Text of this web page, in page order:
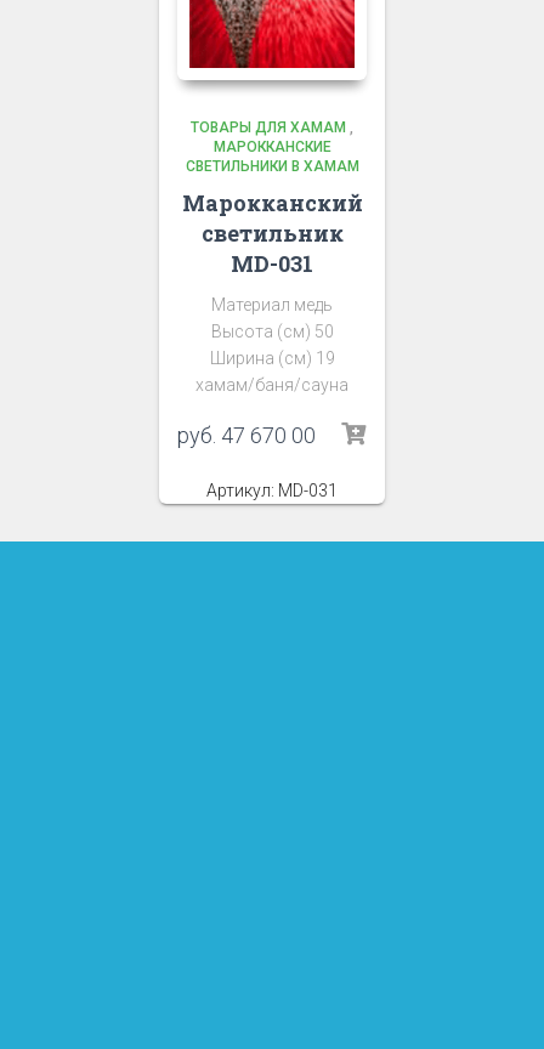
ТОВАРЫ ДЛЯ ХАМАМ ,
МАРОККАНСКИЕ
СВЕТИЛЬНИКИ В ХАМАМ
Марокканский
светильник
MD-031
Материал медь
Высота (см) 50
Ширина (см) 19
хамам/баня/сауна
руб. 47 670 00
Артикул: MD-031